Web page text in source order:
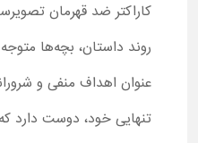
کاراکتر ضد قهرمان
روند داستان، بچه‌ها
عنوان اهداف منفی و
تنهایی خود، دوست دارد که